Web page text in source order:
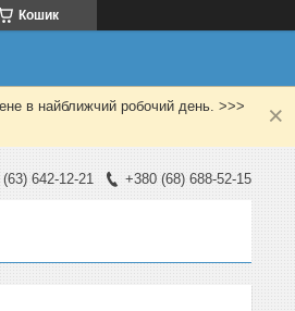
Кошик
в найближчий робочий день. >>>
642-12-21 +380 (68) 688-52-15